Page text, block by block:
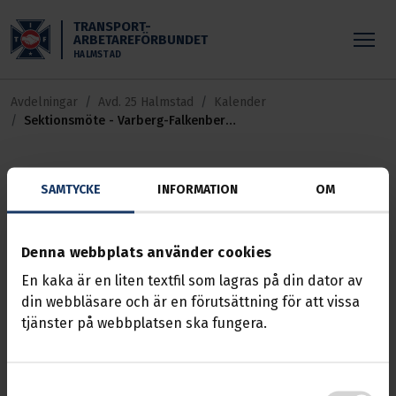
SAMTYCKE INFORMATION OM
Denna webbplats använder cookies
En kaka är en liten textfil som lagras på din dator av
din webbläsare och är en förutsättning för att vissa
tjänster på webbplatsen ska fungera.
TRANSPORT-
ARBETAREFÖRBUNDET
HALMSTAD
Avdelningar Avd. 25 Halmstad
Kalender
Sektionsmöte - Varberg-Falkenberg
Sektionsmöte - Varberg-
Falkenberg (17 nov)
Händelse
17 nov. 2026, 18:30
Lokal meddelas senare